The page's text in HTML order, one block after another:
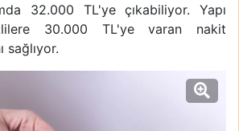
32.000 TL'ye çıkabiliyor. Yapı
30.000 TL'ye varan nakit
sağlıyor.